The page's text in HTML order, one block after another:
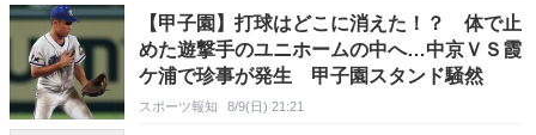
【甲子園】打球はどこに消えた！？ 体で止
めた遊撃手のユニホームの中へ…中京ＶＳ霞
ケ浦で珍事が発生 甲子園スタンド騒然
スポーツ報知 8/9(日) 21:21